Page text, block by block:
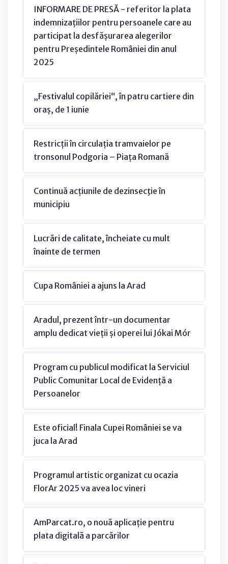
INFORMARE DE PRESĂ - referitor la plata
indemnizațiilor pentru persoanele care au
participat la desfășurarea alegerilor
pentru Președintele României din anul
2025
„Festivalul copilăriei“, în patru cartiere din
oraș, de 1 iunie
Restricții în circulația tramvaielor pe
tronsonul Podgoria – Piața Romană
Continuă acțiunile de dezinsecţie în
municipiu
Lucrări de calitate, încheiate cu mult
înainte de termen
Cupa României a ajuns la Arad
Aradul, prezent într-un documentar
amplu dedicat vieții și operei lui Jókai Mór
Program cu publicul modificat la Serviciul
Public Comunitar Local de Evidență a
Persoanelor
Este oficial! Finala Cupei României se va
juca la Arad
Programul artistic organizat cu ocazia
FlorAr 2025 va avea loc vineri
AmParcat.ro, o nouă aplicație pentru
plata digitală a parcărilor